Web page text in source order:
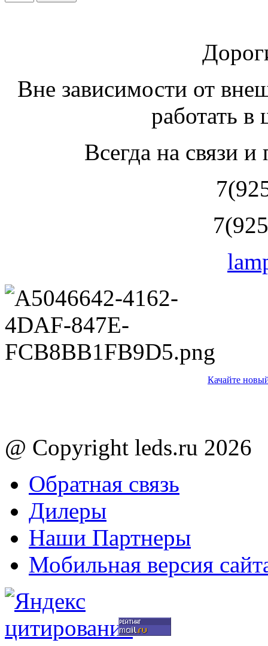
Вне зависимости от
работать
Всегда на связи
Качайте
@ Copyright leds.ru 2026
Обратная связь
Дилеры
Наши Партнеры
Мобильная версия